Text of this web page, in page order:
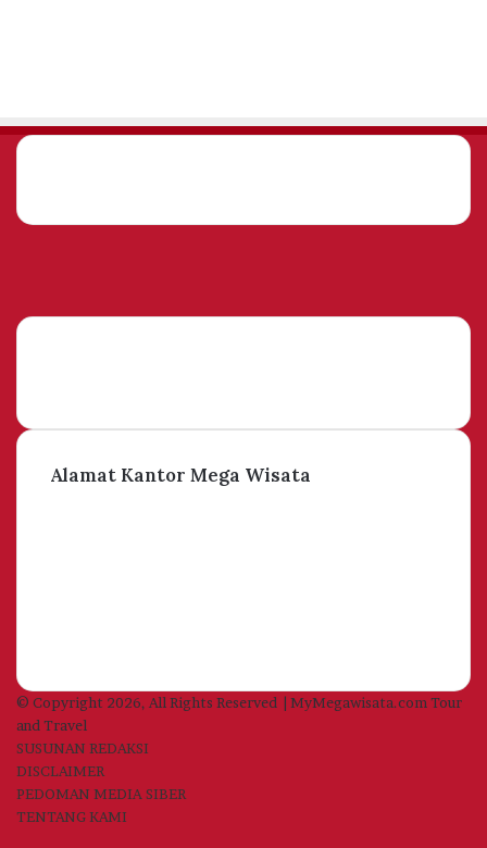
Alamat Kantor Mega Wisata
© Copyright 2026, All Rights Reserved | MyMegawisata.com Tour
and Travel
SUSUNAN REDAKSI
DISCLAIMER
PEDOMAN MEDIA SIBER
TENTANG KAMI